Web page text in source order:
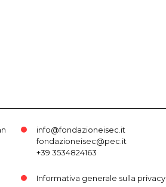
info@fondazioneisec.it
fondazioneisec@pec.it
+39 3534824163
Informativa generale sulla privacy